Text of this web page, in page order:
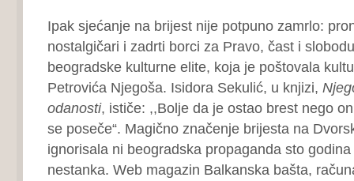
Ipak sjećanje na brijest nije potpuno zamrlo:
nostalgičari i zadrti borci za Pravo, čast i
beogradske kulturne elite, koja je poštovala
Petrovića Njegoša. Isidora Sekulić, u knjizi,
odanosti, ističe: ,,Bolje da je ostao brest nego
se poseče“. Magično značenje brijesta na
ignorisala ni beogradska propaganda sto
nestanka. Web magazin Balkanska bašta,